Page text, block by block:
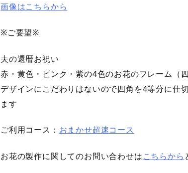
画像はこちらから
※ご要望※
夫の還暦お祝い
赤・黄色・ピンク・紫の4色のお花のフレーム（
デザインにこだわりはないので四角を4等分に仕
ます
ご利用コース： おまかせ超速コース
お花の製作に関してのお問い合わせはこちらから